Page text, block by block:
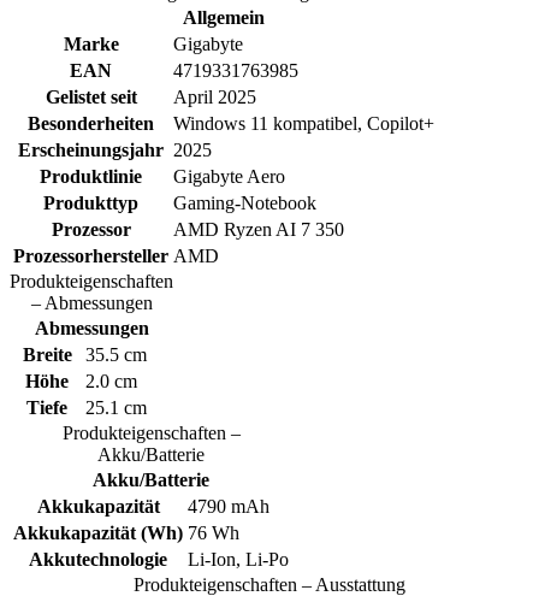
Allgemein
Marke
Gigabyte
EAN
4719331763985
Gelistet seit
April 2025
Besonderheiten
Windows 11 kompatibel, Copilot+
Erscheinungsjahr 2025
Produktlinie
Gigabyte Aero
Produkttyp
Gaming-Notebook
Prozessor
AMD Ryzen AI 7 350
Prozessorhersteller AMD
Produkteigenschaften
– Abmessungen
Abmessungen
Breite
35.5 cm
Höhe
2.0 cm
Tiefe
25.1 cm
Produkteigenschaften –
Akku/Batterie
Akku/Batterie
Akkukapazität
4790 mAh
Akkukapazität (Wh) 76 Wh
Akkutechnologie
Li-Ion, Li-Po
Produkteigenschaften – Ausstattung